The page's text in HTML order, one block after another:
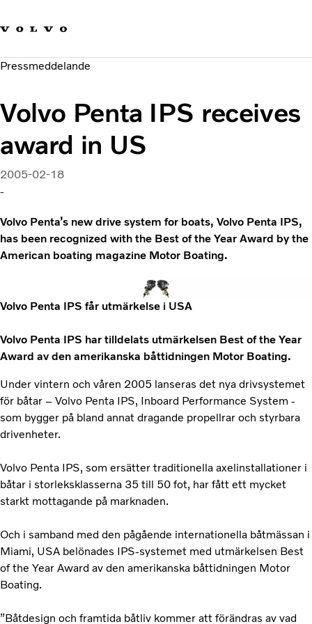
Hållbara transporter
Investerare
Pressmeddelande
Volvo Penta IPS receives
award in US
2005-02-18
-
Volvo Penta’s new drive system for boats, Volvo Penta IPS,
has been recognized with the Best of the Year Award by the
American boating magazine Motor Boating.
Volvo Penta IPS får utmärkelse i USA
Volvo Penta IPS har tilldelats utmärkelsen Best of the Year
Award av den amerikanska båttidningen Motor Boating.
Under vintern och våren 2005 lanseras det nya drivsystemet
för båtar – Volvo Penta IPS, Inboard Performance System -
som bygger på bland annat dragande propellrar och styrbara
drivenheter.
Volvo Penta IPS, som ersätter traditionella axelinstallationer i
båtar i storleksklasserna 35 till 50 fot, har fått ett mycket
starkt mottagande på marknaden.
Och i samband med den pågående internationella båtmässan i
Miami, USA belönades IPS-systemet med utmärkelsen Best
of the Year Award av den amerikanska båttidningen Motor
Boating.
”Båtdesign och framtida båtliv kommer att förändras av vad